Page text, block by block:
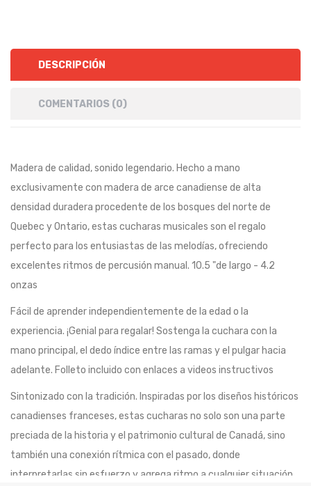
DESCRIPCIÓN
COMENTARIOS (0)
Madera de calidad, sonido legendario. Hecho a mano
exclusivamente con madera de arce canadiense de alta
densidad duradera procedente de los bosques del norte de
Quebec y Ontario, estas cucharas musicales son el regalo
perfecto para los entusiastas de las melodías, ofreciendo
excelentes ritmos de percusión manual. 10.5 "de largo - 4.2
onzas
Fácil de aprender independientemente de la edad o la
experiencia. ¡Genial para regalar! Sostenga la cuchara con la
mano principal, el dedo índice entre las ramas y el pulgar hacia
adelante. Folleto incluido con enlaces a videos instructivos
Sintonizado con la tradición. Inspiradas por los diseños históricos
canadienses franceses, estas cucharas no solo son una parte
preciada de la historia y el patrimonio cultural de Canadá, sino
también una conexión rítmica con el pasado, donde
interpretarlas sin esfuerzo y agrega ritmo a cualquier situación.